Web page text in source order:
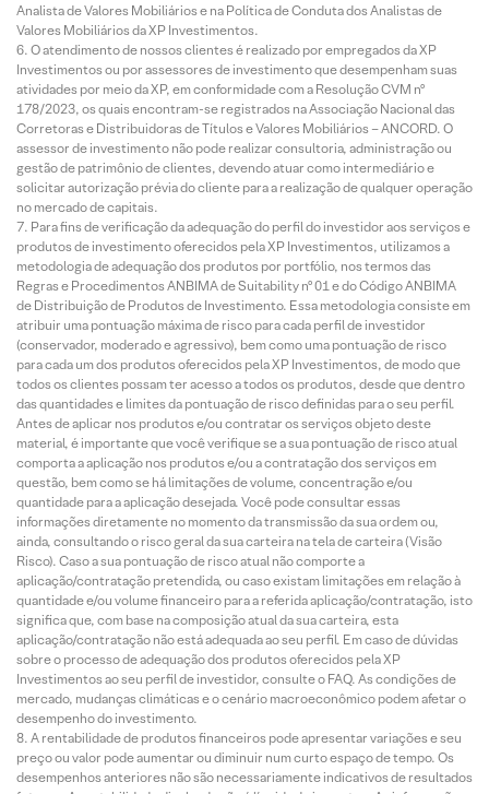
Analista de Valores Mobiliários e na Política de Conduta dos Analistas de
Valores Mobiliários da XP Investimentos.
O atendimento de nossos clientes é realizado por empregados da XP
Investimentos ou por assessores de investimento que desempenham suas
atividades por meio da XP, em conformidade com a Resolução CVM nº
178/2023, os quais encontram-se registrados na Associação Nacional das
Corretoras e Distribuidoras de Títulos e Valores Mobiliários – ANCORD. O
assessor de investimento não pode realizar consultoria, administração ou
gestão de patrimônio de clientes, devendo atuar como intermediário e
solicitar autorização prévia do cliente para a realização de qualquer operação
no mercado de capitais.
Para fins de verificação da adequação do perfil do investidor aos serviços e
produtos de investimento oferecidos pela XP Investimentos, utilizamos a
metodologia de adequação dos produtos por portfólio, nos termos das
Regras e Procedimentos ANBIMA de Suitability nº 01 e do Código ANBIMA
de Distribuição de Produtos de Investimento. Essa metodologia consiste em
atribuir uma pontuação máxima de risco para cada perfil de investidor
(conservador, moderado e agressivo), bem como uma pontuação de risco
para cada um dos produtos oferecidos pela XP Investimentos, de modo que
todos os clientes possam ter acesso a todos os produtos, desde que dentro
das quantidades e limites da pontuação de risco definidas para o seu perfil.
Antes de aplicar nos produtos e/ou contratar os serviços objeto deste
material, é importante que você verifique se a sua pontuação de risco atual
comporta a aplicação nos produtos e/ou a contratação dos serviços em
questão, bem como se há limitações de volume, concentração e/ou
quantidade para a aplicação desejada. Você pode consultar essas
informações diretamente no momento da transmissão da sua ordem ou,
ainda, consultando o risco geral da sua carteira na tela de carteira (Visão
Risco). Caso a sua pontuação de risco atual não comporte a
aplicação/contratação pretendida, ou caso existam limitações em relação à
quantidade e/ou volume financeiro para a referida aplicação/contratação, isto
significa que, com base na composição atual da sua carteira, esta
aplicação/contratação não está adequada ao seu perfil. Em caso de dúvidas
sobre o processo de adequação dos produtos oferecidos pela XP
Investimentos ao seu perfil de investidor, consulte o FAQ. As condições de
mercado, mudanças climáticas e o cenário macroeconômico podem afetar o
desempenho do investimento.
A rentabilidade de produtos financeiros pode apresentar variações e seu
preço ou valor pode aumentar ou diminuir num curto espaço de tempo. Os
desempenhos anteriores não são necessariamente indicativos de resultados